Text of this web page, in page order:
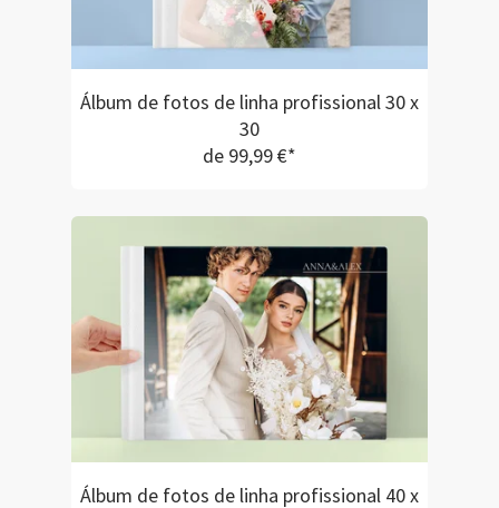
Álbum de fotos de linha profissional 30 x
30
de 99,99 €*
Álbum de fotos de linha profissional 40 x